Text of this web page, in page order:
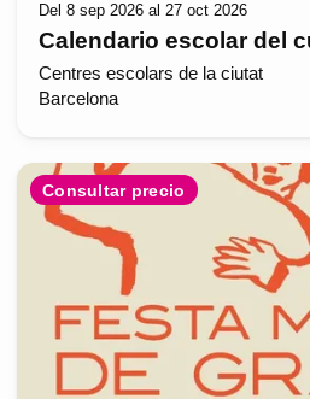
Del 8 sep 2026 al 27 oct 2026
Calendario escolar del
Centres escolars de la ciutat
Barcelona
Consultar precio